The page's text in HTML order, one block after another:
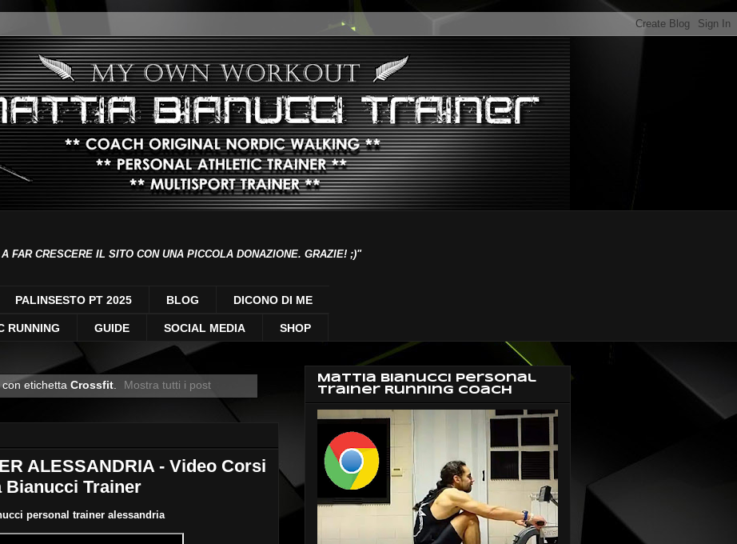
FAR CRESCERE IL SITO CON UNA PICCOLA DONAZIONE. GRAZIE! ;)"
PALINSESTO PT 2025 BLOG DICONO DI ME
RUNNING GUIDE SOCIAL MEDIA SHOP
etichetta Crossfit. Mostra tutti i post
ALESSANDRIA - Video Corsi
Bianucci Trainer
personal trainer alessandria
Mattia Bianucci Personal
Trainer Running Coach